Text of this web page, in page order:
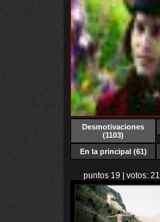
Desmotivaciones
(1103)
En la principal (61)
puntos 19 | votos: 21